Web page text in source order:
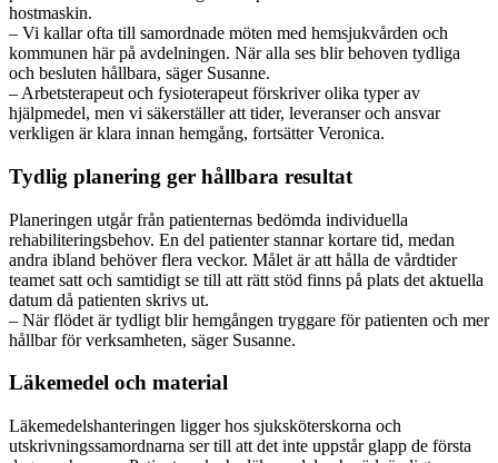
hostmaskin.
– Vi kallar ofta till samordnade möten med hemsjukvården och
kommunen här på avdelningen. När alla ses blir behoven tydliga
och besluten hållbara, säger Susanne.
– Arbetsterapeut och fysioterapeut förskriver olika typer av
hjälpmedel, men vi säkerställer att tider, leveranser och ansvar
verkligen är klara innan hemgång, fortsätter Veronica.
Tydlig planering ger hållbara resultat
Planeringen utgår från patienternas bedömda individuella
rehabiliteringsbehov. En del patienter stannar kortare tid, medan
andra ibland behöver flera veckor. Målet är att hålla de vårdtider
teamet satt och samtidigt se till att rätt stöd finns på plats det aktuella
datum då patienten skrivs ut.
– När flödet är tydligt blir hemgången tryggare för patienten och mer
hållbar för verksamheten, säger Susanne.
Läkemedel och material
Läkemedelshanteringen ligger hos sjuksköterskorna och
utskrivningssamordnarna ser till att det inte uppstår glapp de första